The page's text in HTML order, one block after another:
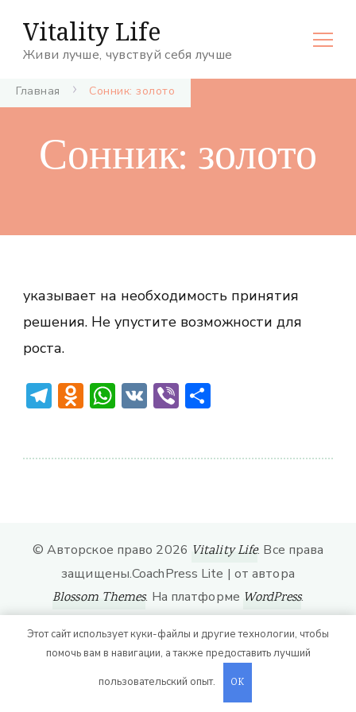
Vitality Life
Живи лучше, чувствуй себя лучше
Главная Сонник: золото
Сонник: золото
указывает на необходимость принятия
решения. Не упустите возможности для
роста.
Telegram
Odnoklassniki
WhatsApp
VKViber
© Авторское право 2026 Vitality Life. Все права
защищены.CoachPress Lite | от автора
Blossom Themes. На платформе WordPress.
Этот сайт использует куки-файлы и другие технологии, чтобы
помочь вам в навигации, а также предоставить лучший
пользовательский опыт.
OK